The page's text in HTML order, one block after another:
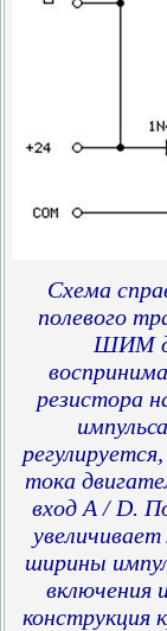
Схема
полевого
ШИМ
резистора
тока
вход A / D.
ширины
включения
конструкция